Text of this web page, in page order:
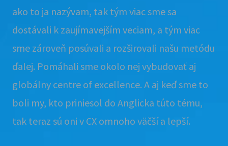
ako to ja nazývam, tak tým viac sme sa
dostávali k zaujímavejším veciam, a tým viac
sme zároveň posúvali a rozširovali našu metódu
ďalej. Pomáhali sme okolo nej vybudovať aj
globálny centre of excellence. A aj keď sme to
boli my, kto priniesol do Anglicka túto tému,
tak teraz sú oni v CX omnoho väčší a lepší.